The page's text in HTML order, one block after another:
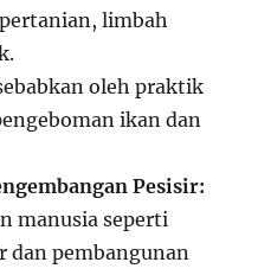
limbah
oleh praktik
ikan dan
Pesisir:
manusia seperti
dan pembangunan